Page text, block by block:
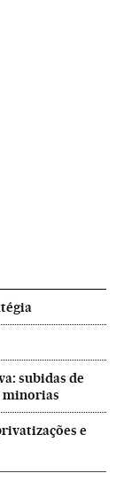
subidas de
minorias
e